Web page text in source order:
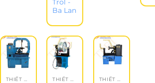
Trol -
Ba Lan
THIẾT BỊ GARAGE THIẾT BỊ ĐĂNG KIỂM THIẾT BỊ ĐĂNG KIỂM